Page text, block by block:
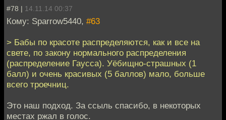
#78 | 14.11.14 00:37
Кому: Sparrow5440, #63
> Бабы по красоте распределяются, как и все на
свете, по закону нормального распределения
(распределение Гаусса). Уёбищно-страшных (1
балл) и очень красивых (5 баллов) мало, больше
всего троечниц.
Это наш подход. За ссыль спасибо, в некоторых
местах ржал в голос.